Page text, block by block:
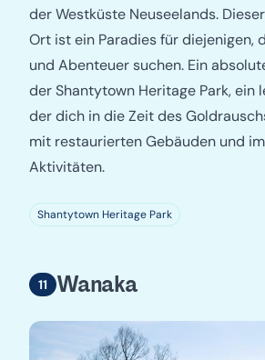
der Westküste Neuseelands.
Ort ist ein Paradies für diejenigen,
und Abenteuer suchen. Ein
der Shantytown Heritage Park, ein
der dich in die Zeit des
mit restaurierten Gebäuden und
Aktivitäten.
Shantytown Heritage Park
Wanaka